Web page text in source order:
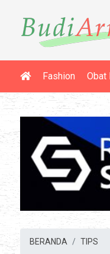
Fashion Obat
BERANDA TIPS